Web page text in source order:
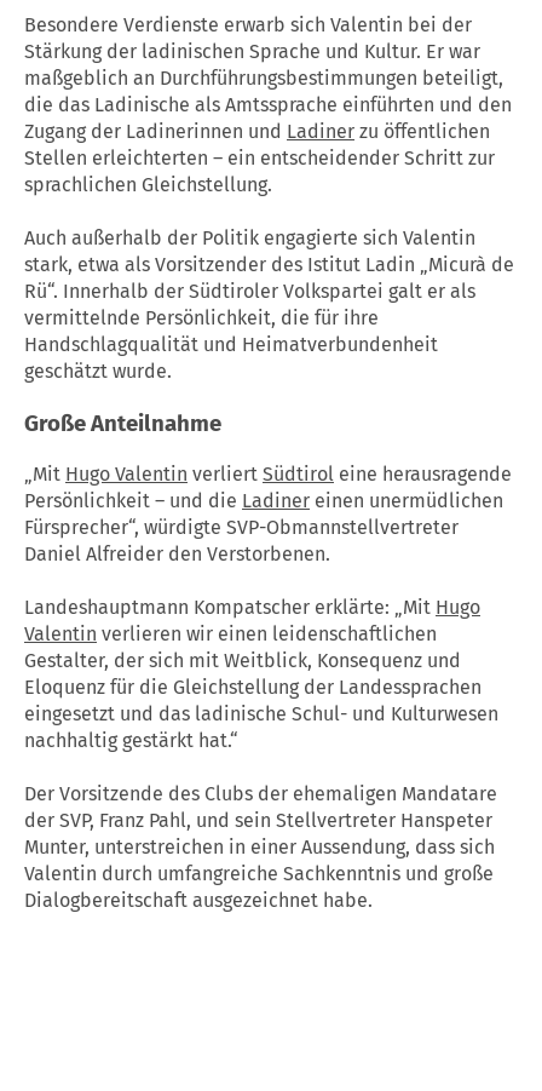
Besondere Verdienste erwarb sich Valentin bei der
Stärkung der ladinischen Sprache und Kultur. Er war
maßgeblich an Durchführungsbestimmungen beteiligt,
die das Ladinische als Amtssprache einführten und den
Zugang der Ladinerinnen und Ladiner zu öffentlichen
Stellen erleichterten – ein entscheidender Schritt zur
sprachlichen Gleichstellung.
Auch außerhalb der Politik engagierte sich Valentin
stark, etwa als Vorsitzender des Istitut Ladin „Micurà de
Rü“. Innerhalb der Südtiroler Volkspartei galt er als
vermittelnde Persönlichkeit, die für ihre
Handschlagqualität und Heimatverbundenheit
geschätzt wurde.
Große Anteilnahme
„Mit Hugo Valentin verliert Südtirol eine herausragende
Persönlichkeit – und die Ladiner einen unermüdlichen
Fürsprecher“, würdigte SVP-Obmannstellvertreter
Daniel Alfreider den Verstorbenen.
Landeshauptmann Kompatscher erklärte: „Mit Hugo
Valentin verlieren wir einen leidenschaftlichen
Gestalter, der sich mit Weitblick, Konsequenz und
Eloquenz für die Gleichstellung der Landessprachen
eingesetzt und das ladinische Schul- und Kulturwesen
nachhaltig gestärkt hat.“
Der Vorsitzende des Clubs der ehemaligen Mandatare
der SVP, Franz Pahl, und sein Stellvertreter Hanspeter
Munter, unterstreichen in einer Aussendung, dass sich
Valentin durch umfangreiche Sachkenntnis und große
Dialogbereitschaft ausgezeichnet habe.